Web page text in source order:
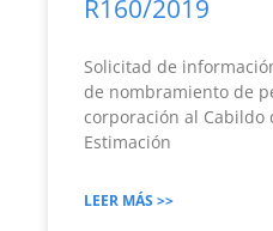
R160/2019
Solicitad de
de nombramiento de
corporación al Cabildo
Estimación
LEER MÁS >>